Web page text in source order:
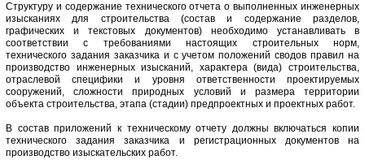
Структуру и содержание технического отчета о выполненных инженерных
изысканиях для строительства (состав и содержание разделов,
графических и текстовых документов) необходимо устанавливать в
соответствии с требованиями настоящих строительных норм,
технического задания заказчика и с учетом положений сводов правил на
производство инженерных изысканий, характера (вида) строительства,
отраслевой специфики и уровня ответственности проектируемых
сооружений, сложности природных условий и размера территории
объекта строительства, этапа (стадии) предпроектных и проектных работ.
В состав приложений к техническому отчету должны включаться копии
технического задания заказчика и регистрационных документов на
производство изыскательских работ.